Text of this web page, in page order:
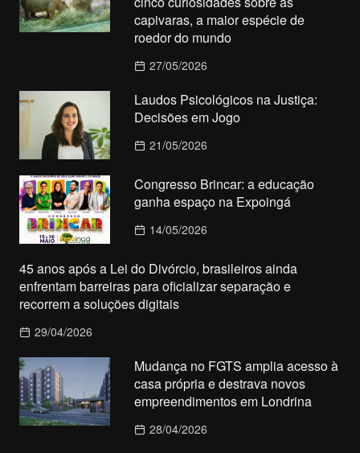
capivaras, a maior espécie de
roedor do mundo
27/05/2026
Laudos Psicológicos na Justiça:
Decisões em Jogo
21/05/2026
Congresso Brincar: a educação
ganha espaço na Expoingá
14/05/2026
45 anos após a Lei do Divórcio, brasileiros ainda
enfrentam barreiras para oficializar separação e
recorrem a soluções digitais
29/04/2026
Mudança no FGTS amplia acesso à
casa própria e destrava novos
empreendimentos em Londrina
28/04/2026